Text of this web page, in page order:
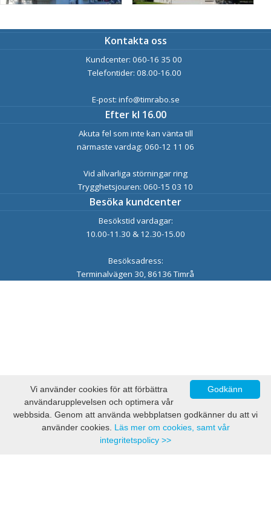
Kontakta oss
Kundcenter: 060-16 35 00
Telefontider: 08.00-16.00
E-post: info@timrabo.se
Efter kl 16.00
Akuta fel som inte kan vänta till
närmaste vardag: 060-12 11 06
Vid allvarliga störningar ring
Trygghetsjouren: 060-15 03 10
Besöka kundcenter
Besökstid vardagar:
10.00-11.30 & 12.30-15.00
Besöksadress:
Terminalvägen 30, 86136 Timrå
Godkänn
Vi använder cookies för att förbättra
användarupplevelsen och optimera vår
webbsida. Genom att använda webbplatsen godkänner du att vi
använder cookies. Läs mer om cookies, samt vår
integritetspolicy >>